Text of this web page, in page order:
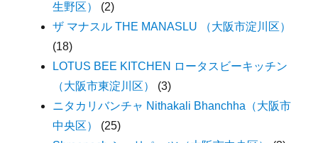
生野区）
(2)
ザ マナスル THE MANASLU （大阪市淀川区）
(18)
LOTUS BEE KITCHEN ロータスビーキッチン
（大阪市東淀川区）
(3)
ニタカリバンチャ Nithakali Bhanchha（大阪市
中央区）
(25)